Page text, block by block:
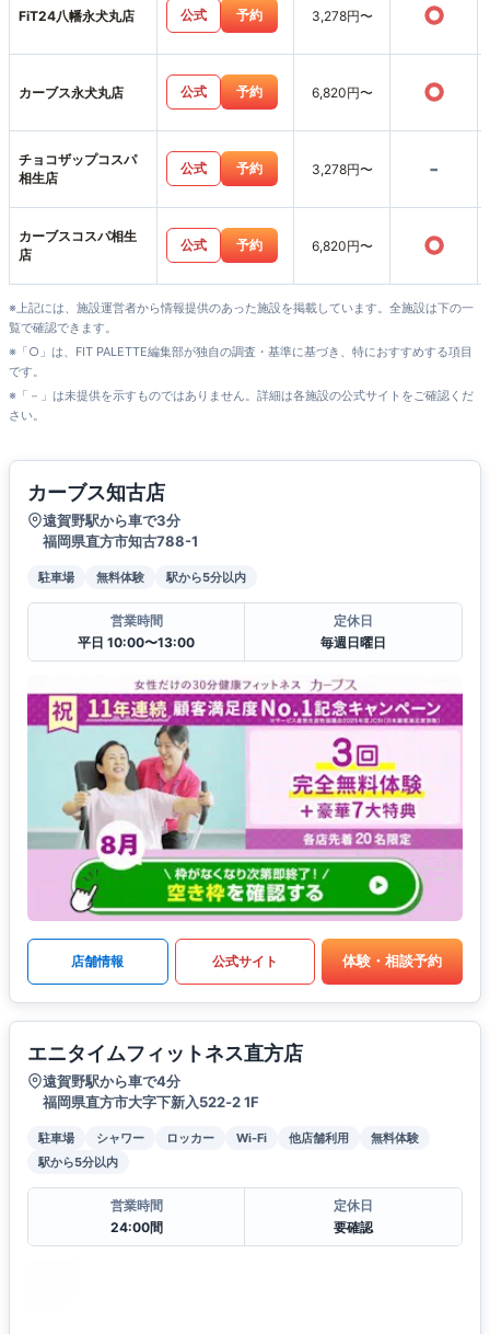
FiT24八幡永犬丸店 公式 予約 3,278円〜 ○
カーブス永犬丸店 公式 予約 6,820円〜 ○
チョコザップコスパ
相生店
公式 予約 3,278円〜 -
カーブスコスパ相生
店
公式 予約 6,820円〜 ○
※上記には、施設運営者から情報提供のあった施設を掲載しています。全施設は下の一
覧で確認できます。
※「○」は、FIT PALETTE編集部が独自の調査・基準に基づき、特におすすめする項目
です。
※「－」は未提供を示すものではありません。詳細は各施設の公式サイトをご確認くだ
さい。
カーブス知古店
遠賀野駅から車で3分
福岡県直方市知古788-1
駐車場 無料体験 駅から5分以内
営業時間
平日 10:00〜13:00
定休日
毎週日曜日
店舗情報 公式サイト 体験・相談予約
エニタイムフィットネス直方店
遠賀野駅から車で4分
福岡県直方市大字下新入522‐2 1F
駐車場 シャワー ロッカー Wi-Fi 他店舗利用
無料体験
駅から5分以内
営業時間
24:00間
定休日
要確認